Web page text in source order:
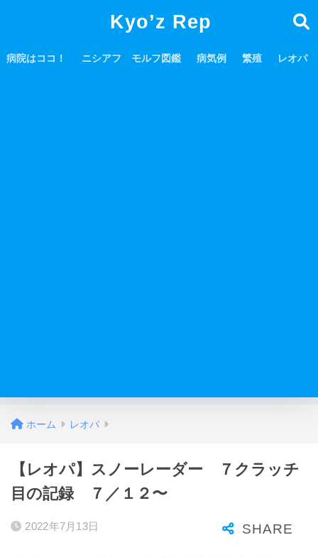
Kyo’z Rep
病院はココ！ ニシアフ モルフ図鑑 病気例 繁殖 レオパ
ホーム レオパ
【レオパ】スノーレーダー ７クラッチ
目の記録 ７／１２〜
2022年7月13日